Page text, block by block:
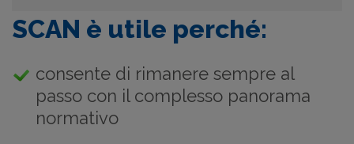
SCAN è utile perché:
consente di rimanere sempre al
passo con il complesso panorama
normativo